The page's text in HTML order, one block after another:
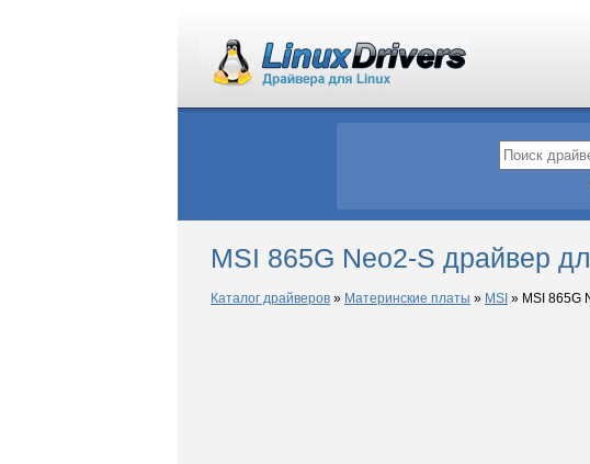
MSI 865G Neo2-S драйвер
Каталог драйверов » Материнские платы » MSI » MSI 865G